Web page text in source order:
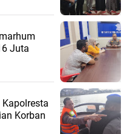
Juta
Korban